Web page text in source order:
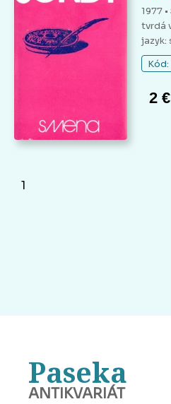
1977
tvrdá
jazyk:
Kód:
2 €
1
Paseka
ANTIKVARIÁT